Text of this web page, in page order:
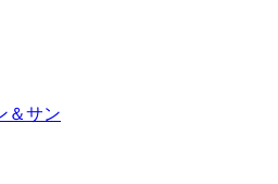
＆サン